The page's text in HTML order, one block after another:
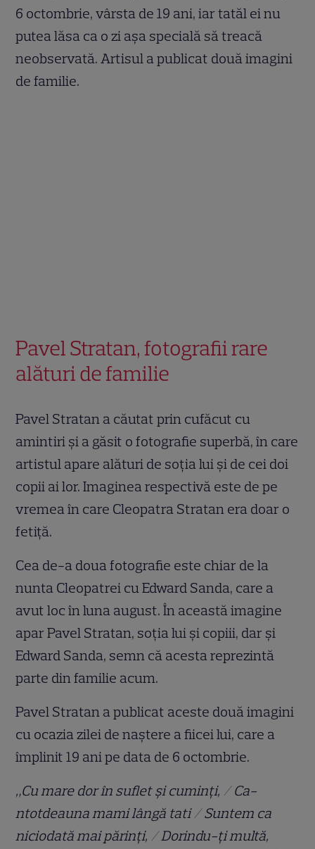
6 octombrie, vârsta de 19 ani, iar tatăl ei nu
putea lăsa ca o zi așa specială să treacă
neobservată. Artisul a publicat două imagini
de familie.
Pavel Stratan, fotografii rare
alături de familie
Pavel Stratan a căutat prin cufăcut cu
amintiri și a găsit o fotografie superbă, în care
artistul apare alături de soția lui și de cei doi
copii ai lor. Imaginea respectivă este de pe
vremea în care Cleopatra Stratan era doar o
fetiță.
Cea de-a doua fotografie este chiar de la
nunta Cleopatrei cu Edward Sanda, care a
avut loc în luna august. În această imagine
apar Pavel Stratan, soția lui și copiii, dar și
Edward Sanda, semn că acesta reprezintă
parte din familie acum.
Pavel Stratan a publicat aceste două imagini
cu ocazia zilei de naștere a fiicei lui, care a
împlinit 19 ani pe data de 6 octombrie.
„Cu mare dor în suflet și cuminți, / Ca-
ntotdeauna mami lângă tati / Suntem ca
niciodată mai părinți, / Dorindu-ți multă,